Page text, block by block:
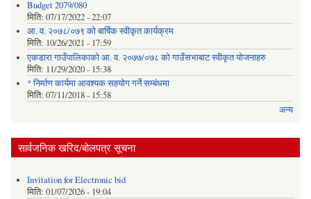
Budget 2079/080
मिति: 07/17/2022 - 22:07
आ. व. २०७८/०७९ को बार्षिक स्वीकृत कार्यक्रम
मिति: 10/26/2021 - 17:59
एकडारा गाउँपालिकाको आ. व. २०७७/०७८ को गाउँसभाबाट स्वीकृत योजनाहरु
मिति: 11/29/2020 - 15:38
* निर्माण कार्यमा आवश्यक सहयोग गर्ने सम्बंधमा
मिति: 07/11/2018 - 15:58
अन्य
सार्वजनिक खरिद/बोलपत्र सूचना
Invitation for Electronic bid
मिति: 01/07/2026 - 19:04